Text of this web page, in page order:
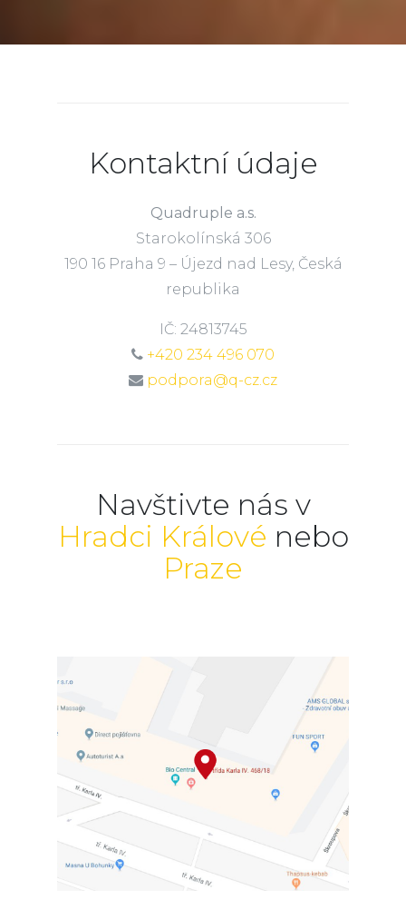
Kontaktní údaje
Quadruple a.s.
Starokolínská 306
190 16 Praha 9 – Újezd nad Lesy, Česká
republika
IČ: 24813745
+420 234 496 070
podpora@q-cz.cz
Navštivte nás v
Hradci Králové nebo
Praze